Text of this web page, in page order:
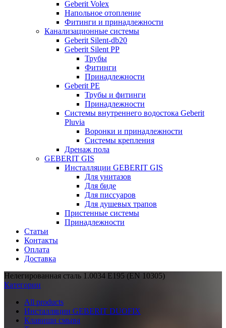
Geberit Volex
Напольное отопление
Фитинги и принадлежности
Канализационные системы
Geberit Silent-db20
Geberit Silent PP
Трубы
Фитинги
Принадлежности
Geberit PE
Трубы и фитинги
Принадлежности
Системы внутреннего водостока Geberit
Pluvia
Воронки и принадлежности
Системы крепления
Дренаж пола
GEBERIT GIS
Инсталляции GEBERIT GIS
Для унитазов
Для биде
Для писсуаров
Для душевых трапов
Пристенные системы
Принадлежности
Статьи
Контакты
Оплата
Доставка
Нелегированная сталь 1.0034 E195 (EN 10305)
Категории
All products
Инсталляции GEBERIT DUOFIX
Клавиши смыва